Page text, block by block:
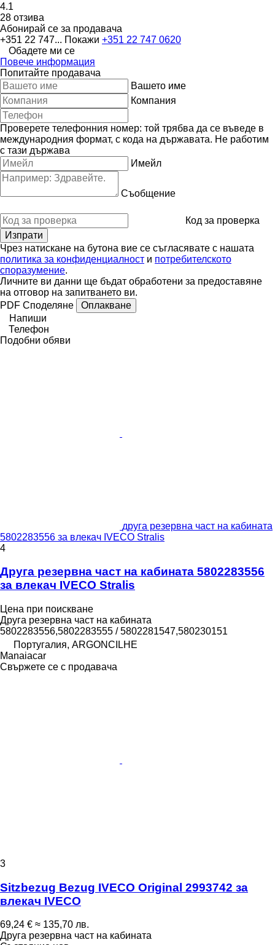
4.1
28 отзива
Абонирай се за продавача
+351 22 747... Покажи +351 22 747 0620
Обадете ми се
Повече информация
Попитайте продавача
Вашето име
Компания
Проверете телефонния номер: той трябва да се въведе в
международния формат, с кода на държавата. Не работим
с тази държава
Имейл
Съобщение
Код за проверка
Чрез натискане на бутона вие се съгласявате с нашата
политика за конфиденциалност и потребителското
споразумение.
Личните ви данни ще бъдат обработени за предоставяне
на отговор на запитването ви.
PDF Споделяне
Оплакване
Напиши
Телефон
Подобни обяви
друга резервна част на кабината
5802283556 за влекач IVECO Stralis
4
Друга резервна част на кабината 5802283556
за влекач IVECO Stralis
Цена при поискване
Друга резервна част на кабината
5802283556,5802283555 / 5802281547,580230151
Португалия, ARGONCILHE
Manaiacar
Свържете се с продавача
3
Sitzbezug Bezug IVECO Original 2993742 за
влекач IVECO
69,24 € ≈ 135,70 лв.
Друга резервна част на кабината